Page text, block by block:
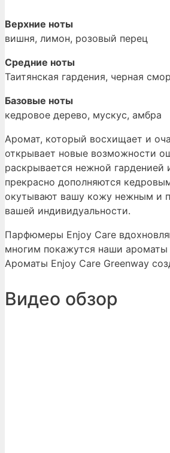
Верхние ноты
вишня, лимон, розовый перец
Средние ноты
Таитянская гардения, черная
Базовые ноты
кедровое дерево, мускус, амбра
Аромат, который восхищает и
открывает новые возможности
раскрывается нежной
прекрасно дополняются
окутывают вашу кожу нежным и
вашей индивидуальности.
Парфюмеры Enjoy Care
многим покажутся наши
Ароматы Enjoy Care Greenway
Видео обзор